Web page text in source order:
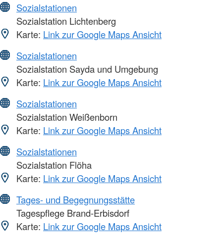
Sozialstationen
Sozialstation Lichtenberg
Karte: Link zur Google Maps Ansicht
Sozialstationen
Sozialstation Sayda und Umgebung
Karte: Link zur Google Maps Ansicht
Sozialstationen
Sozialstation Weißenborn
Karte: Link zur Google Maps Ansicht
Sozialstationen
Sozialstation Flöha
Karte: Link zur Google Maps Ansicht
Tages- und Begegnungsstätte
Tagespflege Brand-Erbisdorf
Karte: Link zur Google Maps Ansicht